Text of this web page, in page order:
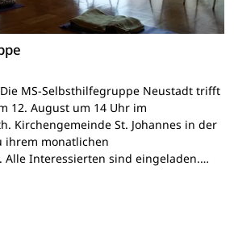
MS-Selbsthilfegruppe Neustadt trifft
12. August um 14 Uhr im
Kirchengemeinde St. Johannes in der
ihrem monatlichen
Alle Interessierten sind eingeladen.…